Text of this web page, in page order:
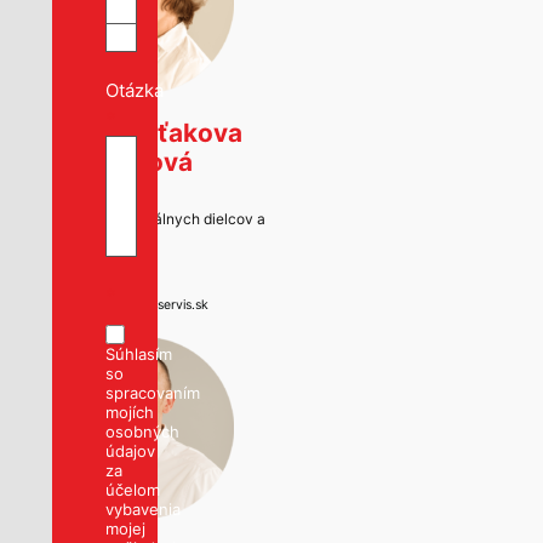
Viera Šuťakova
Wagnerová
Predajca originálnych dielcov a
sutakova@s-autoservis.sk
Otázka
Súhlasím
so
spracovaním
mojích
osobných
údajov
za
účelom
vybavenia
mojej